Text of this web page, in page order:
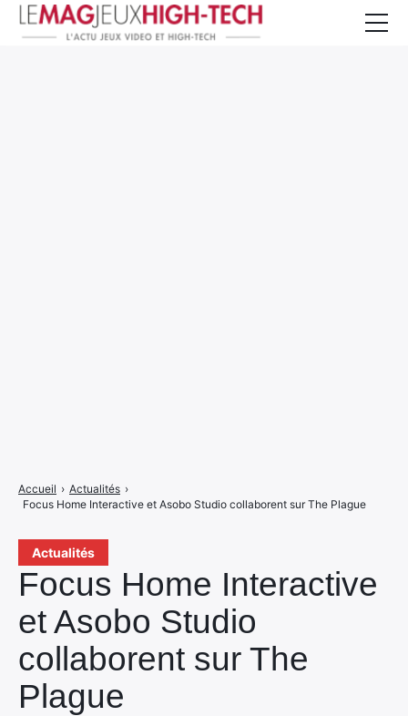
Actualités
Focus Home Interactive
et Asobo Studio
collaborent sur The
Plague
Accueil › Actualités ›
Focus Home Interactive et Asobo Studio collaborent sur The Plague